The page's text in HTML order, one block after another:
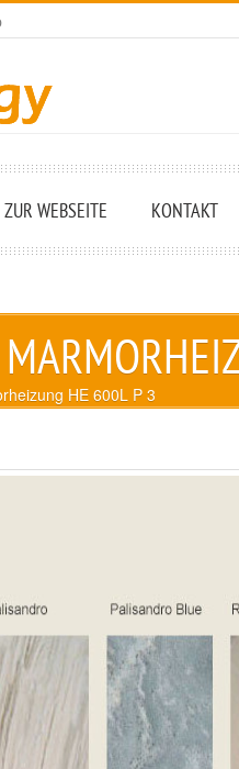
ZUR WEBSEITE KONTAKT
HE 600L P 3